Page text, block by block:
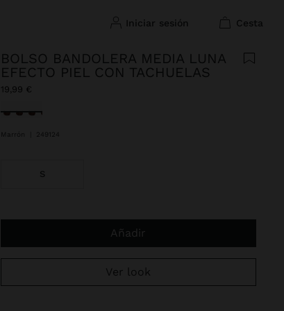
iniciar sesión cesta
BOLSO BANDOLERA MEDIA LUNA
EFECTO PIEL CON TACHUELAS
19,99 €
Seleccionado
Marrón 249124
S
Añadir
Ver look